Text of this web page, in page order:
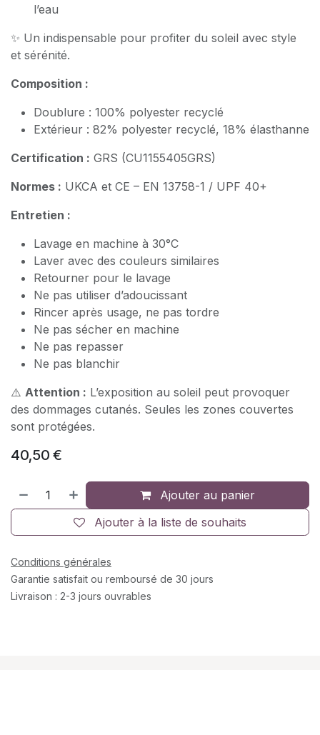
l’eau
✨ Un indispensable pour profiter du soleil avec style
et sérénité.
Composition :
Doublure : 100% polyester recyclé
Extérieur : 82% polyester recyclé, 18% élasthanne
Certification : GRS (CU1155405GRS)
Normes : UKCA et CE – EN 13758-1 / UPF 40+
Entretien :
Lavage en machine à 30°C
Laver avec des couleurs similaires
Retourner pour le lavage
Ne pas utiliser d’adoucissant
Rincer après usage, ne pas tordre
Ne pas sécher en machine
Ne pas repasser
Ne pas blanchir
⚠️ Attention : L’exposition au soleil peut provoquer
des dommages cutanés. Seules les zones couvertes
sont protégées.
40,50 €
Ajouter au panier
Ajouter à la liste de souhaits
Conditions générales
Garantie satisfait ou remboursé de 30 jours
Livraison : 2-3 jours ouvrables